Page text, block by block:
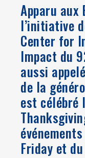
Apparu aux
l’initiative
Center for
Impact du
aussi
de la
est célébré
Friday et